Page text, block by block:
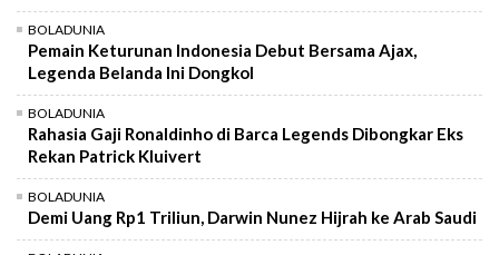
BOLADUNIA
Pemain Keturunan Indonesia Debut Bersama Ajax,
Legenda Belanda Ini Dongkol
BOLADUNIA
Rahasia Gaji Ronaldinho di Barca Legends Dibongkar Eks
Rekan Patrick Kluivert
BOLADUNIA
Demi Uang Rp1 Triliun, Darwin Nunez Hijrah ke Arab Saudi